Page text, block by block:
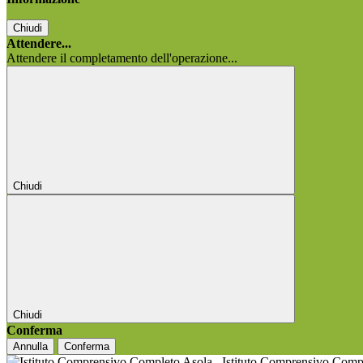
Chiudi
Attendere...
Attendere il completamento dell'operazione...
Chiudi
Chiudi
Conferma
Annulla Conferma